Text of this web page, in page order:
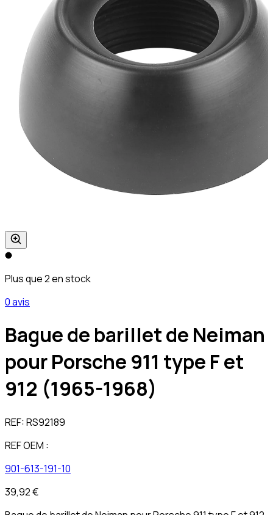
Plus que 2 en stock
0 avis
Bague de barillet de Neiman
pour Porsche 911 type F et
912 (1965-1968)
REF:RS92189
REF OEM :
901-613-191-10
39,92 €